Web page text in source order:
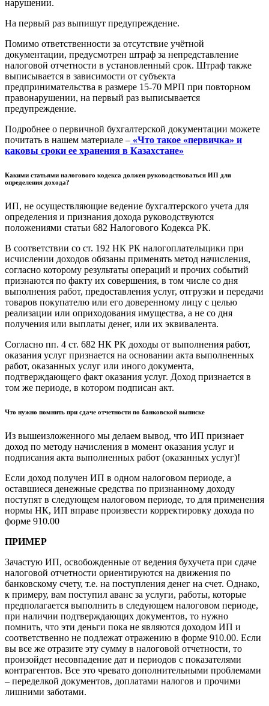
нарушении.
На первый раз выпишут предупреждение.
Помимо ответственности за отсутствие учётной
документации, предусмотрен штраф за непредставление
налоговой отчетности в установленный срок. Штраф также
выписывается в зависимости от субъекта
предпринимательства в размере 15-70 МРП при повторном
правонарушении, на первый раз выписывается
предупреждение.
Подробнее о первичной бухгалтерской документации можете
почитать в нашем материале – «Что такое «первичка» и
каковы сроки ее хранения в Казахстане»
Какими статьями налогового кодекса должен руководствоваться ИП для
определения дохода?
ИП, не осуществляющие ведение бухгалтерского учета для
определения и признания дохода руководствуются
положениями статьи 682 Налогового Кодекса РК.
В соответствии со ст. 192 НК РК налогоплательщики при
исчислении доходов обязаны применять метод начисления,
согласно которому результаты операций и прочих событий
признаются по факту их совершения, в том числе со дня
выполнения работ, предоставления услуг, отгрузки и передачи
товаров покупателю или его доверенному лицу с целью
реализации или оприходования имущества, а не со дня
получения или выплаты денег, или их эквивалента.
Согласно пп. 4 ст. 682 НК РК доходы от выполнения работ,
оказания услуг признается на основании акта выполненных
работ, оказанных услуг или иного документа,
подтверждающего факт оказания услуг. Доход признается в
том же периоде, в котором подписан акт.
Что нужно помнить при сдаче отчетности по банковской выписке
Из вышеизложенного мы делаем вывод, что ИП признает
доход по методу начисления в момент оказания услуг и
подписания акта выполненных работ (оказанных услуг)!
Если доход получен ИП в одном налоговом периоде, а
оставшиеся денежные средства по признанному доходу
поступят в следующем налоговом периоде, то для применения
нормы НК, ИП вправе произвести корректировку дохода по
форме 910.00
ПРИМЕР
Зачастую ИП, освобожденные от ведения бухучета при сдаче
налоговой отчетности ориентируются на движения по
банковскому счету, т.е. на поступления денег на счет. Однако,
к примеру, вам поступил аванс за услуги, работы, которые
предполагается выполнить в следующем налоговом периоде,
при наличии подтверждающих документов, то нужно
помнить, что эти деньги пока не являются доходом ИП и
соответственно не подлежат отражению в форме 910.00. Если
вы все же отразите эту сумму в налоговой отчетности, то
произойдет несовпадение дат и периодов с показателями
контрагентов. Все это чревато дополнительными проблемами
– переделкой документов, доплатами налогов и прочими
лишними заботами.